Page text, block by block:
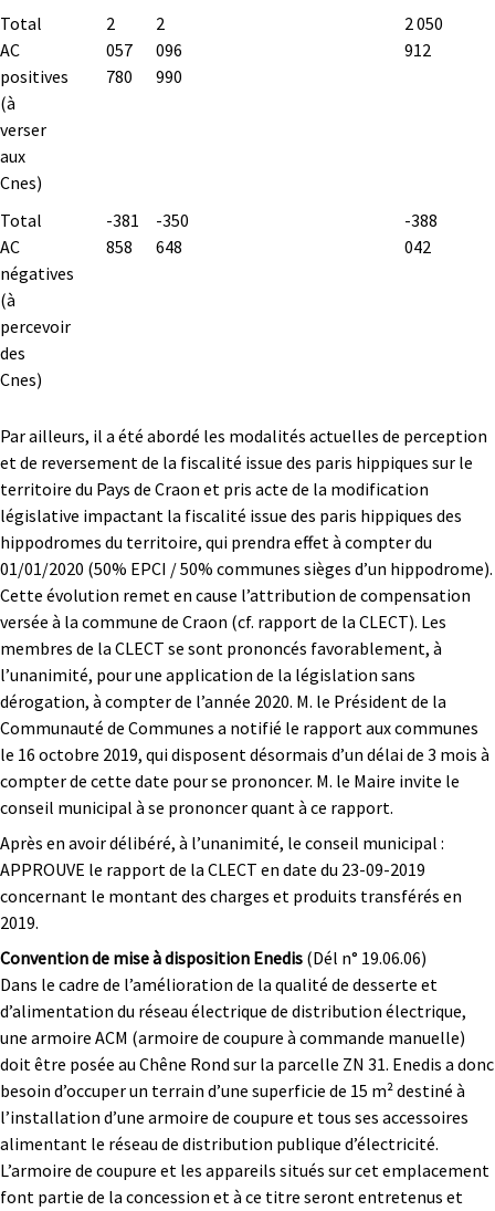
Total
AC
positives
(à
verser
aux
Cnes)
2
057
780
2
096
990
2 050
912
Total
AC
négatives
(à
percevoir
des
Cnes)
-381
858
-350
648
-388
042
Par ailleurs, il a été abordé les modalités actuelles de perception
et de reversement de la fiscalité issue des paris hippiques sur le
territoire du Pays de Craon et pris acte de la modification
législative impactant la fiscalité issue des paris hippiques des
hippodromes du territoire, qui prendra effet à compter du
01/01/2020 (50% EPCI / 50% communes sièges d’un hippodrome).
Cette évolution remet en cause l’attribution de compensation
versée à la commune de Craon (cf. rapport de la CLECT). Les
membres de la CLECT se sont prononcés favorablement, à
l’unanimité, pour une application de la législation sans
dérogation, à compter de l’année 2020. M. le Président de la
Communauté de Communes a notifié le rapport aux communes
le 16 octobre 2019, qui disposent désormais d’un délai de 3 mois à
compter de cette date pour se prononcer. M. le Maire invite le
conseil municipal à se prononcer quant à ce rapport.
Après en avoir délibéré, à l’unanimité, le conseil municipal :
APPROUVE le rapport de la CLECT en date du 23-09-2019
concernant le montant des charges et produits transférés en
2019.
Convention de mise à disposition Enedis (Dél n° 19.06.06)
Dans le cadre de l’amélioration de la qualité de desserte et
d’alimentation du réseau électrique de distribution électrique,
une armoire ACM (armoire de coupure à commande manuelle)
doit être posée au Chêne Rond sur la parcelle ZN 31. Enedis a donc
besoin d’occuper un terrain d’une superficie de 15 m² destiné à
l’installation d’une armoire de coupure et tous ses accessoires
alimentant le réseau de distribution publique d’électricité.
L’armoire de coupure et les appareils situés sur cet emplacement
font partie de la concession et à ce titre seront entretenus et